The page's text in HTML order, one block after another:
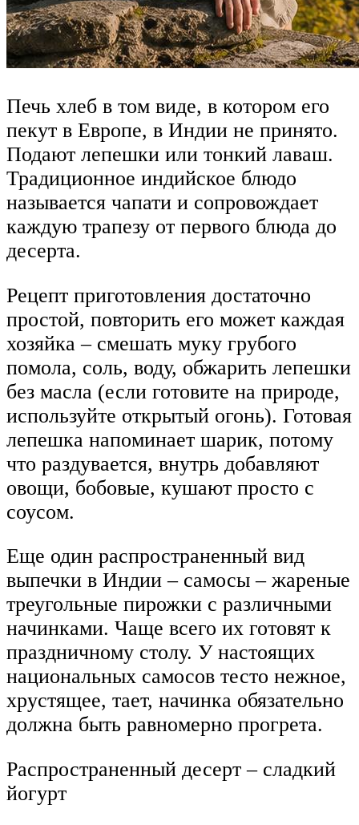
Печь хлеб в том виде, в котором его
пекут в Европе, в Индии не принято.
Подают лепешки или тонкий лаваш.
Традиционное индийское блюдо
называется чапати и сопровождает
каждую трапезу от первого блюда до
десерта.
Рецепт приготовления достаточно
простой, повторить его может каждая
хозяйка – смешать муку грубого
помола, соль, воду, обжарить лепешки
без масла (если готовите на природе,
используйте открытый огонь). Готовая
лепешка напоминает шарик, потому
что раздувается, внутрь добавляют
овощи, бобовые, кушают просто с
соусом.
Еще один распространенный вид
выпечки в Индии – самосы – жареные
треугольные пирожки с различными
начинками. Чаще всего их готовят к
праздничному столу. У настоящих
национальных самосов тесто нежное,
хрустящее, тает, начинка обязательно
должна быть равномерно прогрета.
Распространенный десерт – сладкий
йогурт